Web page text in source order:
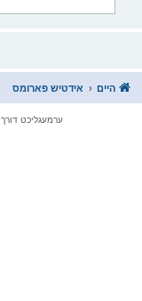
היים אידטיש פארומס
ערמעגליכט דורך